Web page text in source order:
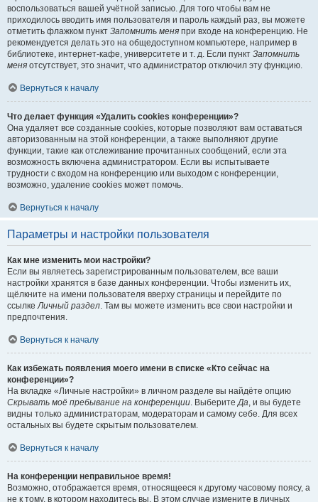
воспользоваться вашей учётной записью. Для того чтобы вам не
приходилось вводить имя пользователя и пароль каждый раз, вы можете
отметить флажком пункт Запомнить меня при входе на конференцию. Не
рекомендуется делать это на общедоступном компьютере, например в
библиотеке, интернет-кафе, университете и т. д. Если пункт Запомнить
меня отсутствует, это значит, что администратор отключил эту функцию.
Вернуться к началу
Что делает функция «Удалить cookies конференции»?
Она удаляет все созданные cookies, которые позволяют вам оставаться
авторизованным на этой конференции, а также выполняют другие
функции, такие как отслеживание прочитанных сообщений, если эта
возможность включена администратором. Если вы испытываете
трудности с входом на конференцию или выходом с конференции,
возможно, удаление cookies может помочь.
Вернуться к началу
Параметры и настройки пользователя
Как мне изменить мои настройки?
Если вы являетесь зарегистрированным пользователем, все ваши
настройки хранятся в базе данных конференции. Чтобы изменить их,
щёлкните на имени пользователя вверху страницы и перейдите по
ссылкеЛичный раздел. Там вы можете изменить все свои настройки и
предпочтения.
Вернуться к началу
Как избежать появления моего имени в списке «Кто сейчас на
конференции»?
На вкладке «Личные настройки» в личном разделе вы найдёте опцию
Скрывать моё пребывание на конференции. ВыберитеДа, и вы будете
видны только администраторам, модераторам и самому себе. Для всех
остальных вы будете скрытым пользователем.
Вернуться к началу
На конференции неправильное время!
Возможно, отображается время, относящееся к другому часовому поясу, а
не к тому, в котором находитесь вы. В этом случае измените в личных